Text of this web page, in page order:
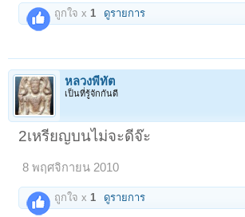
ถูกใจ x 1 ดูรายการ
หลวงพี่ทัต
เป็นที่รู้จักกันดี
2เหรียญบนไม่จะดีจ๊ะ
8 พฤศจิกายน 2010
ถูกใจ x 1 ดูรายการ